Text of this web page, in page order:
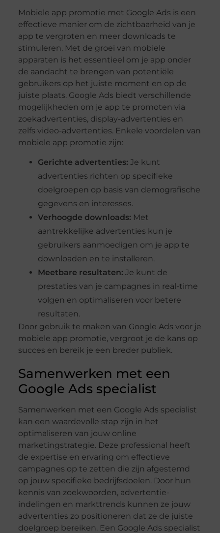
Mobiele app promotie met Google Ads is een
effectieve manier om de zichtbaarheid van je
app te vergroten en meer downloads te
stimuleren. Met de groei van mobiele
apparaten is het essentieel om je app onder
de aandacht te brengen van potentiële
gebruikers op het juiste moment en op de
juiste plaats. Google Ads biedt verschillende
mogelijkheden om je app te promoten via
zoekadvertenties, display-advertenties en
zelfs video-advertenties. Enkele voordelen van
mobiele app promotie zijn:
Gerichte advertenties: Je kunt
advertenties richten op specifieke
doelgroepen op basis van demografische
gegevens en interesses.
Verhoogde downloads: Met
aantrekkelijke advertenties kun je
gebruikers aanmoedigen om je app te
downloaden en te installeren.
Meetbare resultaten: Je kunt de
prestaties van je campagnes in real-time
volgen en optimaliseren voor betere
resultaten.
Door gebruik te maken van Google Ads voor je
mobiele app promotie, vergroot je de kans op
succes en bereik je een breder publiek.
Samenwerken met een
Google Ads specialist
Samenwerken met een Google Ads specialist
kan een waardevolle stap zijn in het
optimaliseren van jouw online
marketingstrategie. Deze professional heeft
de expertise en ervaring om effectieve
campagnes op te zetten die zijn afgestemd
op jouw specifieke bedrijfsdoelen. Door hun
kennis van zoekwoorden, advertentie-
indelingen en markttrends kunnen ze jouw
advertenties zo positioneren dat ze de juiste
doelgroep bereiken. Een Google Ads specialist